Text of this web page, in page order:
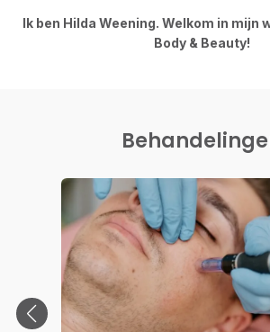
Ik ben Hilda Weening. Welkom in mijn
Body & Beauty!